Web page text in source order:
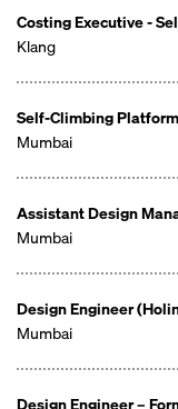
Costing Executive -
Klang
Self-Climbing
Mumbai
Assistant Design
Mumbai
Design Engineer
Mumbai
Design Engineer –